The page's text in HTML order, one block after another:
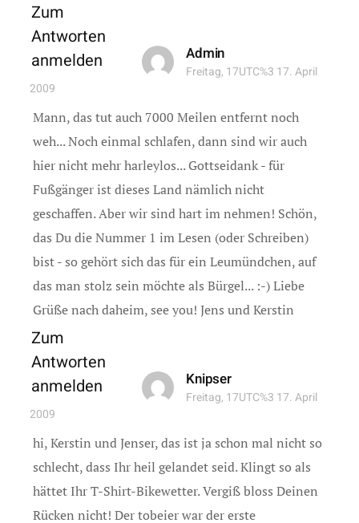
Zum
Antworten
anmelden
Admin
Freitag, 17UTC%3 17. April
2009
Mann, das tut auch 7000 Meilen entfernt noch
weh... Noch einmal schlafen, dann sind wir auch
hier nicht mehr harleylos... Gottseidank - für
Fußgänger ist dieses Land nämlich nicht
geschaffen. Aber wir sind hart im nehmen! Schön,
das Du die Nummer 1 im Lesen (oder Schreiben)
bist - so gehört sich das für ein Leumündchen, auf
das man stolz sein möchte als Bürgel... :-) Liebe
Grüße nach daheim, see you! Jens und Kerstin
Zum
Antworten
anmelden
Knipser
Freitag, 17UTC%3 17. April
2009
hi, Kerstin und Jenser, das ist ja schon mal nicht so
schlecht, dass Ihr heil gelandet seid. Klingt so als
hättet Ihr T-Shirt-Bikewetter. Vergiß bloss Deinen
Rücken nicht! Der tobeier war der erste